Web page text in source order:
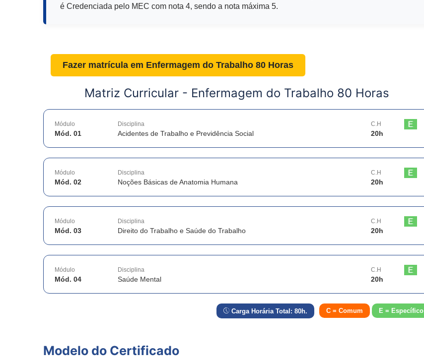
é Credenciada pelo MEC com nota 4, sendo a nota máxima 5.
Fazer matrícula em Enfermagem do Trabalho 80 Horas
Matriz Curricular - Enfermagem do Trabalho 80 Horas
Módulo
Mód. 01
Disciplina
Acidentes de Trabalho e Previdência Social
C.H
20h
Módulo
Mód. 02
Disciplina
Noções Básicas de Anatomia Humana
C.H
20h
Módulo
Mód. 03
Disciplina
Direito do Trabalho e Saúde do Trabalho
C.H
20h
Módulo
Mód. 04
Disciplina
Saúde Mental
C.H
20h
Carga Horária Total: 80h. C = Comum E = Específico
Modelo do Certificado